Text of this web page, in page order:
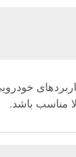
مناسب باشد.